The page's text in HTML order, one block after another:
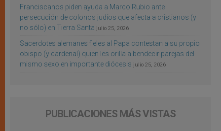
Franciscanos piden ayuda a Marco Rubio ante
persecución de colonos judíos que afecta a cristianos (y
no sólo) en Tierra Santa julio 25, 2026
Sacerdotes alemanes fieles al Papa contestan a su propio
obispo (y cardenal) quien les orilla a bendecir parejas del
mismo sexo en importante diócesis julio 25, 2026
PUBLICACIONES MÁS VISTAS